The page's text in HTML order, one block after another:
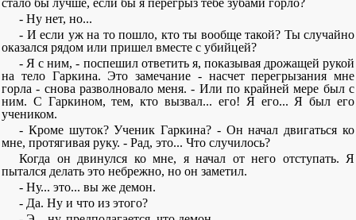
стало бы лучше, если бы я перегрыз тебе зубами горло?
- Ну нет, но...
- И если уж на то пошло, кто ты вообще такой? Ты случайно
оказался рядом или пришел вместе с убийцей?
- Я с ним, - поспешил ответить я, показывая дрожащей рукой
на тело Гаркина. Это замечание - насчет перегрызания мне
горла - снова разволновало меня. - Или по крайней мере был с
ним. С Гаркином, тем, кто вызвал... его! Я его... Я был его
учеником.
- Кроме шуток? Ученик Гаркина? - Он начал двигаться ко
мне, протягивая руку. - Рад, это... Что случилось?
Когда он двинулся ко мне, я начал от него отступать. Я
пытался делать это небрежно, но он заметил.
- Ну... это... вы же демон.
- Да. Ну и что из этого?